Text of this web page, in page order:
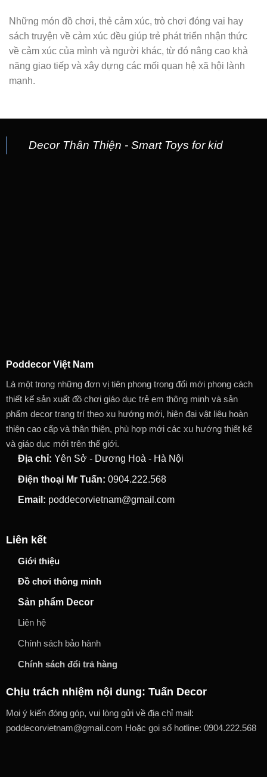
Những món đồ chơi, thẻ cảm xúc, trò chơi đóng vai hay
sách truyện về cảm xúc đều giúp trẻ phát triển nhận thức
về cảm xúc của mình và người khác, từ đó nâng cao khả
năng giao tiếp và xây dựng các mối quan hệ xã hội lành
mạnh.
Decor Thân Thiện - Smart Toys for kid
Poddecor Việt Nam
Là một trong những đơn vị tiên phong trong đổi mới phong cách
thiết kế sản xuất đồ chơi giáo dục trẻ em thông minh và sản
phẩm decor trang trí theo xu hướng mới, hiện đại vật liệu hoàn
thiện cao cấp và thân thiện, phù hợp mới các xu hướng thiết kế
và giáo dục mới trên thế giới.
Địa chỉ: Yên Sở - Dương Hoà - Hà Nội
Điện thoại Mr Tuấn: 0904.222.568
Email: poddecorvietnam@gmail.com
Liên kết
Giới thiệu
Đồ chơi thông minh
Sản phẩm Decor
Liên hệ
Chính sách bảo hành
Chính sách đổi trả hàng
Chịu trách nhiệm nội dung: Tuấn Decor
Mọi ý kiến đóng góp, vui lòng gửi về địa chỉ mail:
poddecorvietnam@gmail.com Hoặc gọi số hotline: 0904.222.568